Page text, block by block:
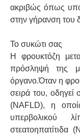
ακριβώς όπως
στην γήρανση του
Το συκώτι σας
Η φρουκτόζη
πρόσληψή της
όργανο.Όταν η
σειρά του, οδηγεί
(NAFLD), η
υπερβολικού
στεατοηπατίτιδα